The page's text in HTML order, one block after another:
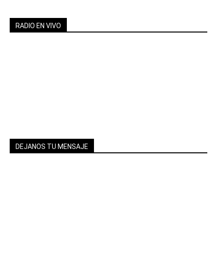
RADIO EN VIVO
DEJANOS TU MENSAJE